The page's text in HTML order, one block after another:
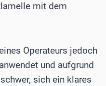
mit dem
Operateurs jedoch
und aufgrund
sich ein klares